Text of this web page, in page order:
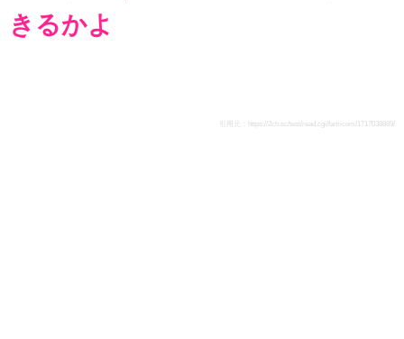
きるかよ
引用元： https://2ch.sc/test/read.cgi/famicom/1717038889/